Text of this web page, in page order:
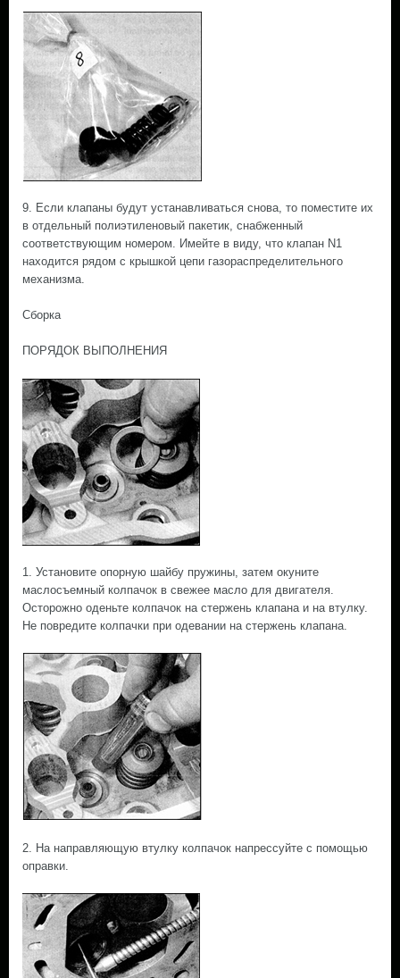
9. Если клапаны будут устанавливаться снова, то поместите их
в отдельный полиэтиленовый пакетик, снабженный
соответствующим номером. Имейте в виду, что клапан N1
находится рядом с крышкой цепи газораспределительного
механизма.
Сборка
ПОРЯДОК ВЫПОЛНЕНИЯ
1. Установите опорную шайбу пружины, затем окуните
маслосъемный колпачок в свежее масло для двигателя.
Осторожно оденьте колпачок на стержень клапана и на втулку.
Не повредите колпачки при одевании на стержень клапана.
2. На направляющую втулку колпачок напрессуйте с помощью
оправки.